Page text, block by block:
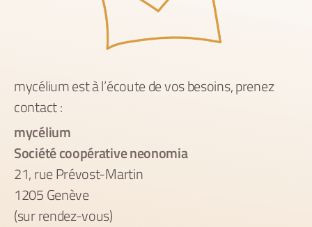
mycélium est à l’écoute de vos besoins, prenez
contact :
mycélium
Société coopérative neonomia
21, rue Prévost-Martin
1205 Genève
(sur rendez-vous)